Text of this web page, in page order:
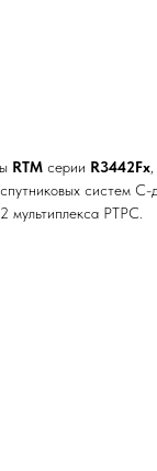
RTM серии R3442Fx
систем С-
мультиплекса РТРС.